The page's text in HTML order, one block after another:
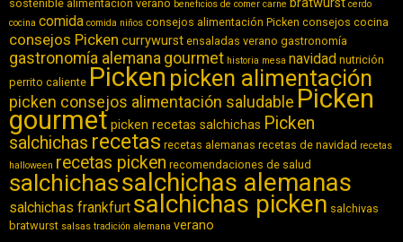
sostenible alimentación verano beneficios de comer carne bratwurst cerdo
cocina comida comida niños consejos alimentación Picken consejos cocina
consejos Picken currywurst ensaladas verano gastronomía
gastronomía alemana gourmet historia mesa navidad nutrición
perrito caliente Pickenpicken alimentación
picken consejos alimentación saludable Picken
gourmetpicken recetas salchichas Picken
salchichas recetas recetas alemanas recetas de navidad recetas
halloween recetas picken recomendaciones de salud
salchichassalchichas alemanas
salchichas frankfurt salchichas picken salchivas
bratwurst salsas tradición alemana verano